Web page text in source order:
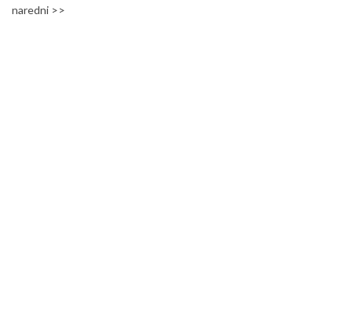
naredni >>